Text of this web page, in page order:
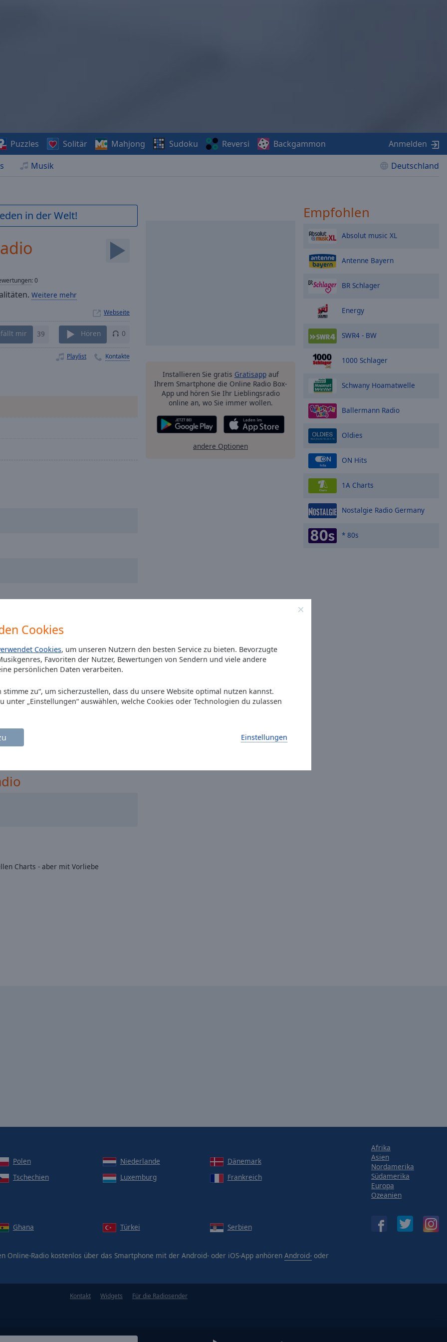
Cookies
Cookies, um unseren Nutzern den besten Service zu bieten. Bevorzugte
Favoriten der Nutzer, Bewertungen von Sendern und viele andere
persönlichen Daten verarbeiten.
stimme zu“, um sicherzustellen, dass du unsere Website optimal nutzen kannst.
unter „Einstellungen“ auswählen, welche Cookies oder Technologien du zulassen
Einstellungen
Musik Deutschland
Puzzles Solitär Mahjong Sudoku Reversi Backgammon Anmelden
in der Welt!
:0
Weitere mehr
Webseite
mir 39 Hören 0
Playlist Kontakte
Charts - aber mit Vorliebe
Installieren Sie gratis Gratisappauf
Ihrem Smartphone die Online Radio Box-
App und hören Sie Ihr Lieblingsradio
online an, wo Sie immer wollen.
andere Optionen
Empfohlen
Absolut music XL
Antenne Bayern
BR Schlager
Energy
SWR4 - BW
1000 Schlager
Schwany Hoamatwelle
Ballermann Radio
Oldies
ON Hits
1A Charts
Nostalgie Radio Germany
* 80s
Polen Niederlande
Dänemark
Tschechien Luxemburg
Frankreich
Ghana Türkei Serbien
Online-Radio kostenlos über das Smartphone mit der Android- oder iOS-App anhören Android- oder
Afrika
Asien
Nordamerika
Südamerika
Europa
Ozeanien
Kontakt Widgets Für die Radiosender